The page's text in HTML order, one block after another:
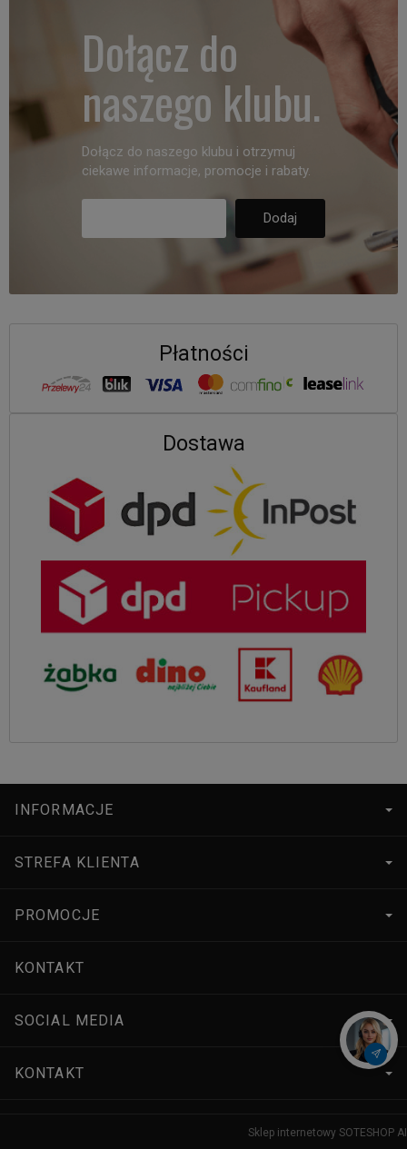
Dołącz do
naszego klubu.
Dołącz do naszego klubu i otrzymuj
ciekawe informacje, promocje i rabaty.
Płatności
Dostawa
INFORMACJE
STREFA KLIENTA
PROMOCJE
KONTAKT
SOCIAL MEDIA
KONTAKT
Sklep internetowy SOTESHOP AI